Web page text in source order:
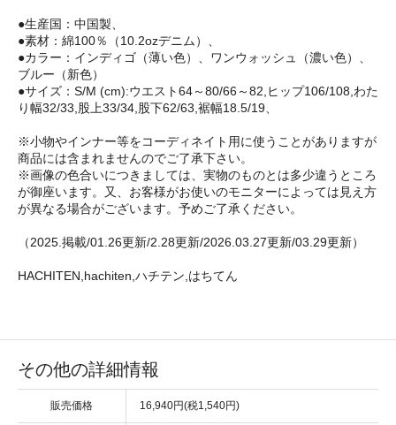
●生産国：中国製、
●素材：綿100％（10.2ozデニム）、
●カラー：インディゴ（薄い色）、ワンウォッシュ（濃い色）、
ブルー（新色）
●サイズ：S/M (cm):ウエスト64～80/66～82,ヒップ106/108,わた
り幅32/33,股上33/34,股下62/63,裾幅18.5/19、
※小物やインナー等をコーディネイト用に使うことがありますが
商品には含まれませんのでご了承下さい。
※画像の色合いにつきましては、実物のものとは多少違うところ
が御座います。又、お客様がお使いのモニターによっては見え方
が異なる場合がございます。予めご了承ください。
（2025.掲載/01.26更新/2.28更新/2026.03.27更新/03.29更新）
HACHITEN,hachiten,ハチテン,はちてん
その他の詳細情報
販売価格 16,940円(税1,540円)